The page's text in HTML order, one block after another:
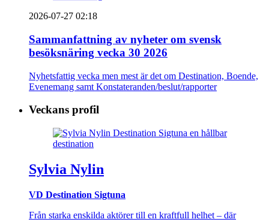
2026-07-27 02:18
Sammanfattning av nyheter om svensk
besöksnäring vecka 30 2026
Nyhetsfattig vecka men mest är det om Destination, Boende,
Evenemang samt Konstateranden/beslut/rapporter
Veckans profil
Sylvia Nylin
VD Destination Sigtuna
Från starka enskilda aktörer till en kraftfull helhet – där